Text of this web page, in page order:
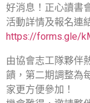
好消息！正心讀書
活動詳情及報名連
https://forms.gle/
由協會志工隊夥伴
饋，第二期調整為
家更方便參加！